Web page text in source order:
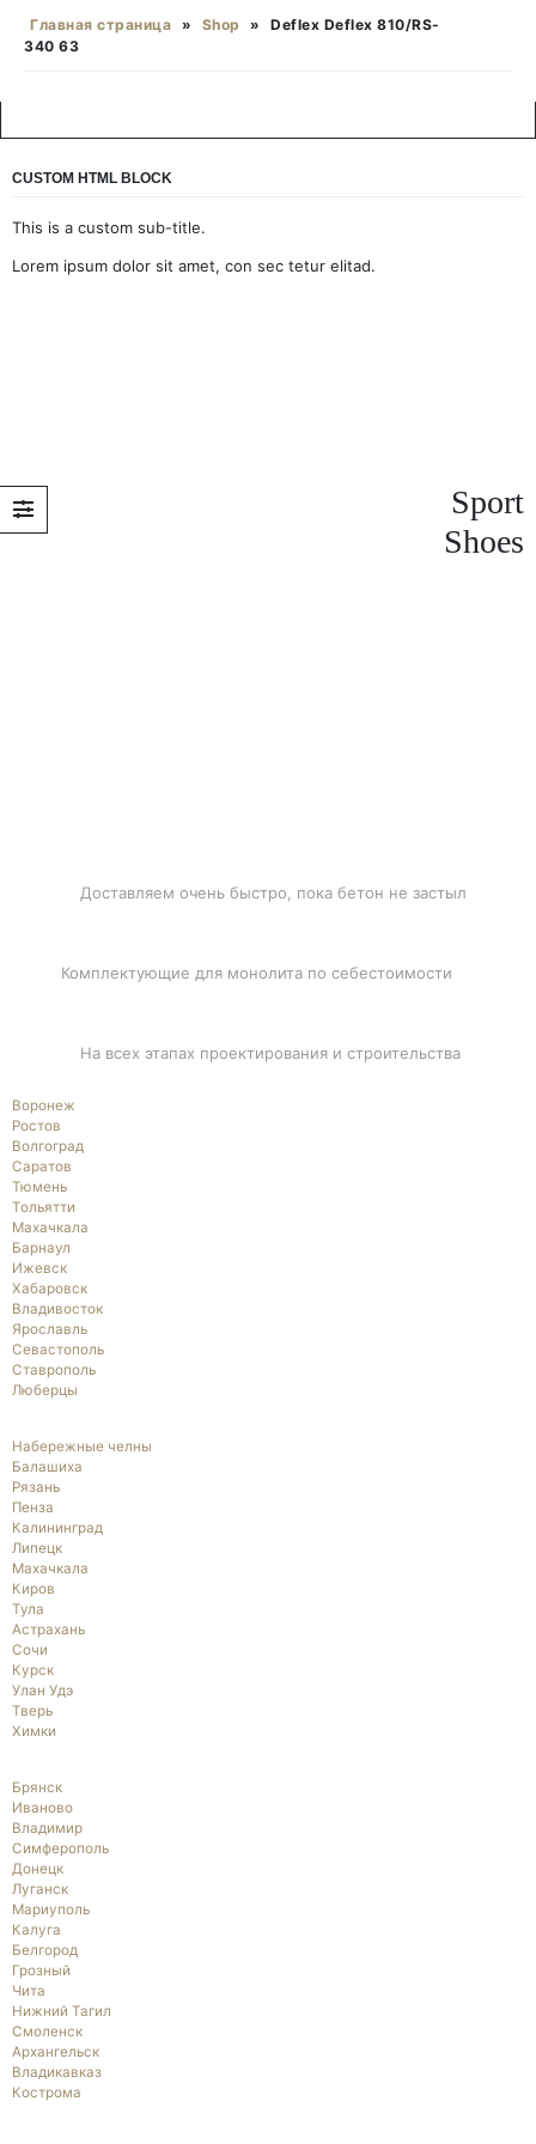
Главная страница » Shop »
Deflex Deflex 810/RS-
340 63
CUSTOM HTML BLOCK
This is a custom sub-title.
Lorem ipsum dolor sit amet, con sec tetur elitad.
Sport
Shoes
Доставляем очень быстро, пока бетон не застыл
Комплектующие для монолита по себестоимости
На всех этапах проектирования и строительства
Воронеж
Ростов
Волгоград
Саратов
Тюмень
Тольятти
Махачкала
Барнаул
Ижевск
Хабаровск
Владивосток
Ярославль
Севастополь
Ставрополь
Люберцы
Набережные челны
Балашиха
Рязань
Пенза
Калининград
Липецк
Махачкала
Киров
Тула
Астрахань
Сочи
Курск
Улан Удэ
Тверь
Химки
Брянск
Иваново
Владимир
Симферополь
Донецк
Луганск
Мариуполь
Калуга
Белгород
Грозный
Чита
Нижний Тагил
Смоленск
Архангельск
Владикавказ
Кострома